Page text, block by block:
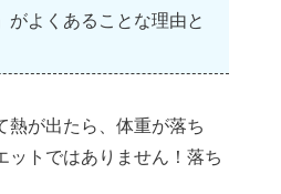
がよくあることな理由と
熱が出たら、体重が落ち
ットではありません！落ち